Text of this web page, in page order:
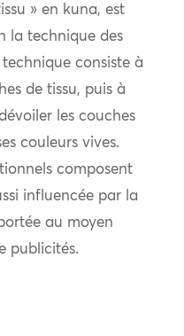
» en kuna, est
la technique des
consiste à
de tissu, puis à
les couches
couleurs vives.
composent
influencée par la
au moyen
publicités.